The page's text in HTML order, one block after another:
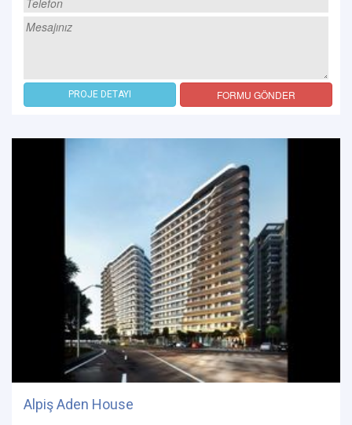
PROJE DETAYI FORMU GÖNDER
Alpiş Aden House